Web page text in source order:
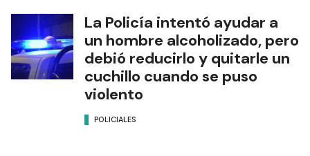
La Policía intentó ayudar a
un hombre alcoholizado, pero
debió reducirlo y quitarle un
cuchillo cuando se puso
violento
POLICIALES